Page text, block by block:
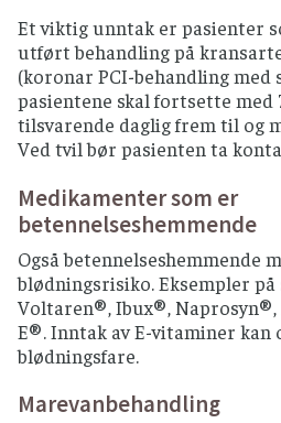
Et viktig unntak er pasienter
utført behandling på
(koronar PCI-behandling med
pasientene skal fortsette med
tilsvarende daglig frem til og
Ved tvil bør pasienten ta
Medikamenter som er
betennelseshemmende
Også betennelseshemmende
blødningsrisiko. Eksempler
Voltaren®, Ibux®,
E®. Inntak av E-vitaminer kan
blødningsfare.
Marevanbehandling